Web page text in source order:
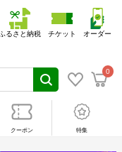
0
ふるさと納税 チケット オーダー
クーポン 特集